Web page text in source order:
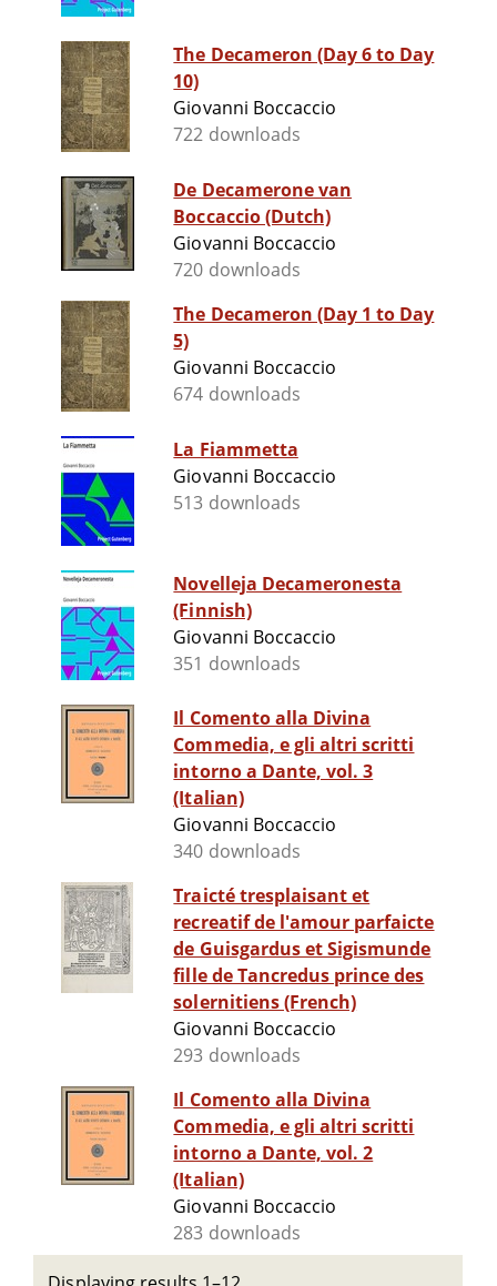
The Decameron (Day 6 to Day
10)
Giovanni Boccaccio
722 downloads
De Decamerone van
Boccaccio (Dutch)
Giovanni Boccaccio
720 downloads
The Decameron (Day 1 to Day
5)
Giovanni Boccaccio
674 downloads
La Fiammetta
Giovanni Boccaccio
513 downloads
Novelleja Decameronesta
(Finnish)
Giovanni Boccaccio
351 downloads
Il Comento alla Divina
Commedia, e gli altri scritti
intorno a Dante, vol. 3
(Italian)
Giovanni Boccaccio
340 downloads
Traicté tresplaisant et
recreatif de l'amour parfaicte
de Guisgardus et Sigismunde
fille de Tancredus prince des
solernitiens (French)
Giovanni Boccaccio
293 downloads
Il Comento alla Divina
Commedia, e gli altri scritti
intorno a Dante, vol. 2
(Italian)
Giovanni Boccaccio
283 downloads